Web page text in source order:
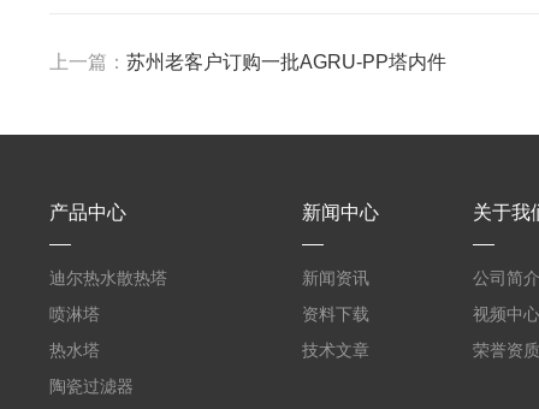
上一篇： 苏州老客户订购一批AGRU-PP塔内件
产品中心
迪尔热水散热塔
喷淋塔
热水塔
陶瓷过滤器
新闻中心
新闻资讯
资料下载
技术文章
关于我
公司简介
视频中心
荣誉资质